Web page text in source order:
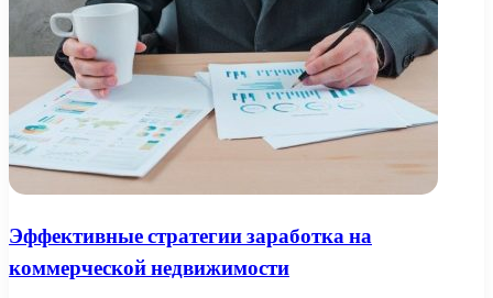
Эффективные стратегии заработка на
коммерческой недвижимости